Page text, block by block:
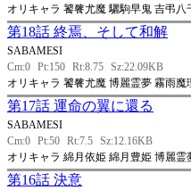
オリキャラ 饕餮尤魔 驪駒早鬼 吉弔八
第18話 終焉、そして和解
SABAMESI
Cm:0 Pt:150 Rt:8.75 Sz:22.09KB
オリキャラ 饕餮尤魔 博麗霊夢 霧雨
第17話 運命の翼に還る
SABAMESI
Cm:0 Pt:50 Rt:7.5 Sz:12.16KB
オリキャラ 綿月依姫 綿月豊姫 博麗
第16話 決意